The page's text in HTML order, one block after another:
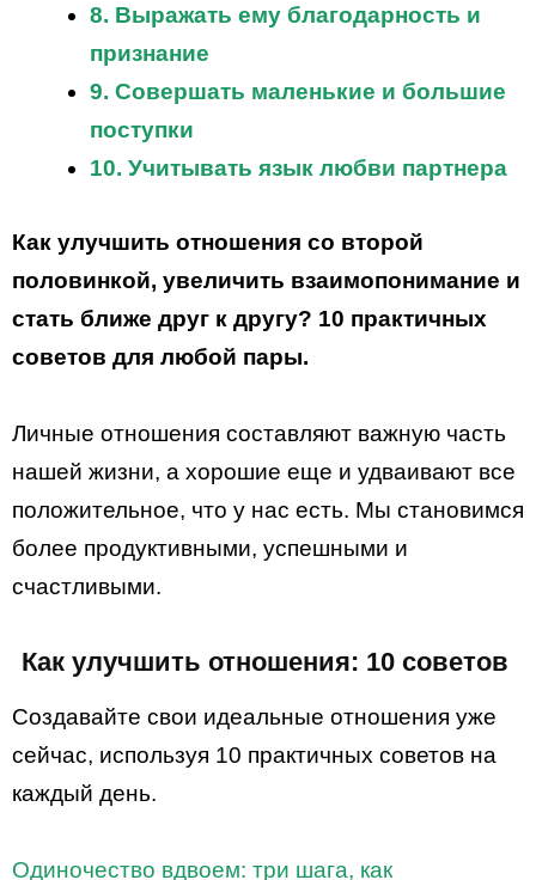
8. Выражать ему благодарность и
признание
9. Совершать маленькие и большие
поступки
10. Учитывать язык любви партнера
Как улучшить отношения со второй
половинкой, увеличить взаимопонимание и
стать ближе друг к другу? 10 практичных
советов для любой пары.
Личные отношения составляют важную часть
нашей жизни, а хорошие еще и удваивают все
положительное, что у нас есть. Мы становимся
более продуктивными, успешными и
счастливыми.
Как улучшить отношения: 10 советов
Создавайте свои идеальные отношения уже
сейчас, используя 10 практичных советов на
каждый день.
Одиночество вдвоем: три шага, как